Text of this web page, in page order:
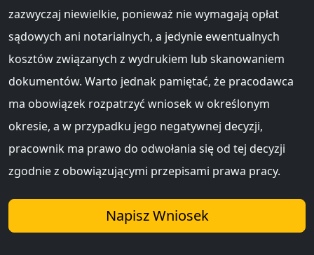
zazwyczaj niewielkie, ponieważ nie wymagają opłat
sądowych ani notarialnych, a jedynie ewentualnych
kosztów związanych z wydrukiem lub skanowaniem
dokumentów. Warto jednak pamiętać, że pracodawca
ma obowiązek rozpatrzyć wniosek w określonym
okresie, a w przypadku jego negatywnej decyzji,
pracownik ma prawo do odwołania się od tej decyzji
zgodnie z obowiązującymi przepisami prawa pracy.
Napisz Wniosek